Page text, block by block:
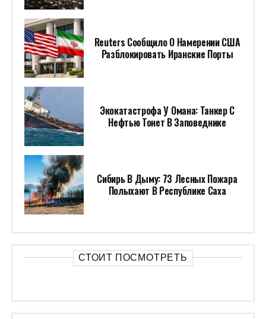
Reuters Сообщило О Намерении США
Разблокировать Иранские Порты
Экокатастрофа У Омана: Танкер С
Нефтью Тонет В Заповеднике
Сибирь В Дыму: 73 Лесных Пожара
Полыхают В Республике Саха
СТОИТ ПОСМОТРЕТЬ